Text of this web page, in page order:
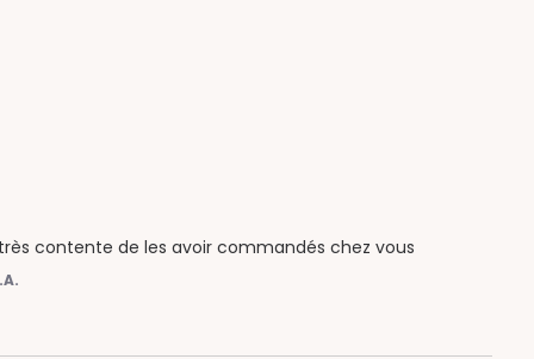
contente de les avoir commandés chez vous